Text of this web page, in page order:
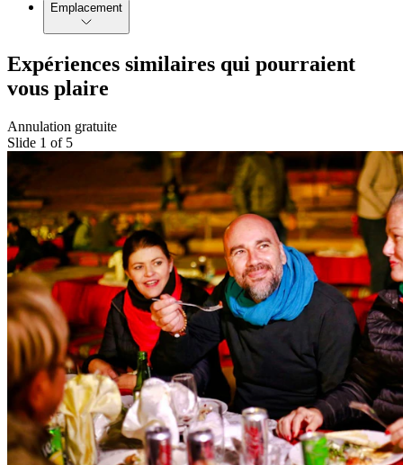
Emplacement
Expériences similaires qui pourraient
vous plaire
Annulation gratuite
Slide 1 of 5